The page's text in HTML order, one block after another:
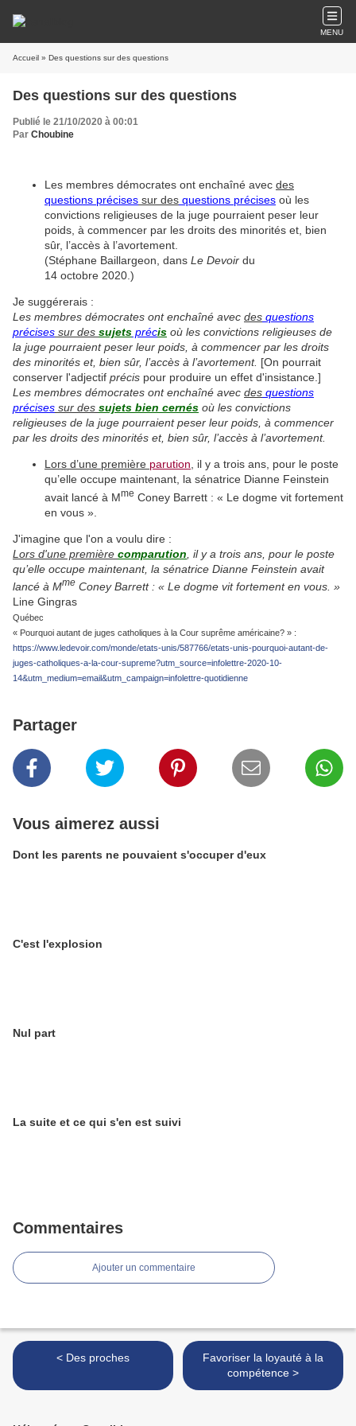
MENU
Accueil » Des questions sur des questions
Des questions sur des questions
Publié le 21/10/2020 à 00:01
Par Choubine
Les membres démocrates ont enchaîné avec des
questions précises sur des questions précises où les
convictions religieuses de la juge pourraient peser leur
poids, à commencer par les droits des minorités et, bien
sûr, l’accès à l’avortement.
(Stéphane Baillargeon, dans Le Devoir du
14 octobre 2020.)
Je suggérerais :
Les membres démocrates ont enchaîné avec des questions
précises sur des sujets précis où les convictions religieuses de
la juge pourraient peser leur poids, à commencer par les droits
des minorités et, bien sûr, l’accès à l’avortement. [On pourrait
conserver l'adjectif précis pour produire un effet d'insistance.]
Les membres démocrates ont enchaîné avec des questions
précises sur des sujets bien cernés où les convictions
religieuses de la juge pourraient peser leur poids, à commencer
par les droits des minorités et, bien sûr, l’accès à l’avortement.
Lors d’une première parution , il y a trois ans, pour le poste
qu’elle occupe maintenant, la sénatrice Dianne Feinstein
avait lancé à Mme Coney Barrett : « Le dogme vit fortement
en vous ».
J'imagine que l'on a voulu dire :
Lors d'une première comparution , il y a trois ans, pour le poste
qu’elle occupe maintenant, la sénatrice Dianne Feinstein avait
lancé à Mme Coney Barrett : « Le dogme vit fortement en vous. »
Line Gingras
Québec
« Pourquoi autant de juges catholiques à la Cour suprême américaine? » :
https://www.ledevoir.com/monde/etats-unis/587766/etats-unis-pourquoi-autant-de-
juges-catholiques-a-la-cour-supreme?utm_source=infolettre-2020-10-
14&utm_medium=email&utm_campaign=infolettre-quotidienne
Partager
Vous aimerez aussi
Dont les parents ne pouvaient s'occuper d'eux
C'est l'explosion
Nul part
La suite et ce qui s'en est suivi
Commentaires
Ajouter un commentaire
< Des proches
Favoriser la loyauté à la
compétence >